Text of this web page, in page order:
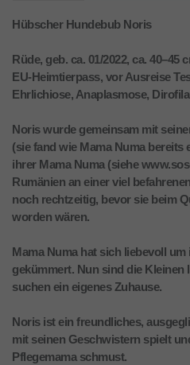
Hübscher Hundebub Noris
Rüde, geb. ca. 01/2022, ca.
EU-Heimtierpass, vor Ausreise
Ehrlichiose, Anaplasmose,
Noris wurde gemeinsam mit
(sie fand wie Mama Numa bereits
ihrer Mama Numa (siehe
Rumänien an einer viel
noch rechtzeitig, bevor sie beim
worden wären.
Mama Numa hat sich liebevoll
gekümmert. Nun sind die
suchen ein eigenes Zuhause.
Noris ist ein freundliches,
mit seinen Geschwistern spielt
Pflegemama schmust.